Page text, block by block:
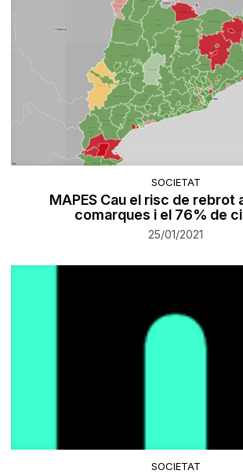
SOCIETAT
MAPES Cau el risc de rebrot
comarques i el 76% de
25/01/2021
SOCIETAT